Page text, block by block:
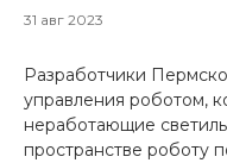
31 авг 2023
Разработчики
управления роботом,
неработающие
пространстве роботу